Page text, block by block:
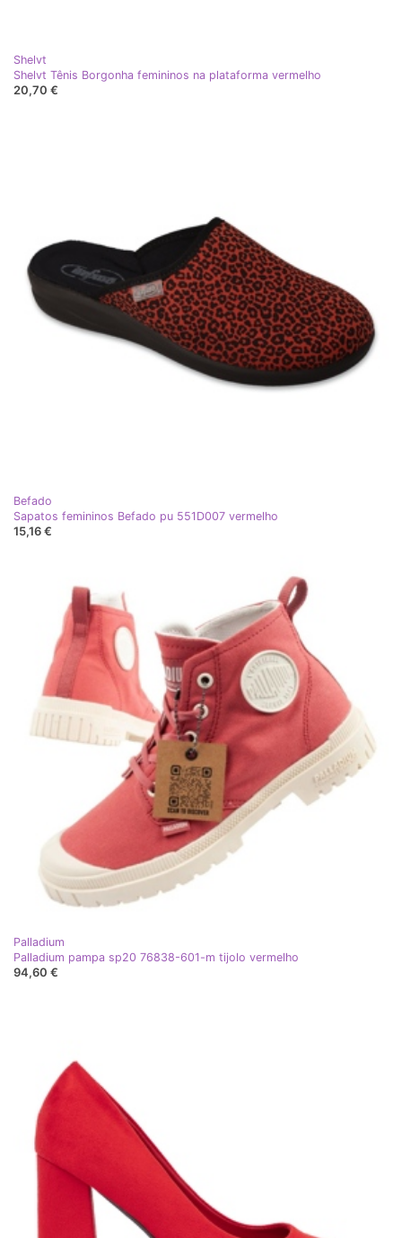
Shelvt
Shelvt Tênis Borgonha femininos na plataforma vermelho
20,70 €
Befado
Sapatos femininos Befado pu 551D007 vermelho
15,16 €
Palladium
Palladium pampa sp20 76838-601-m tijolo vermelho
94,60 €